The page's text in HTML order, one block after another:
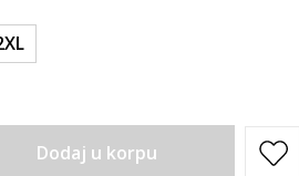
Dodaj u korpu